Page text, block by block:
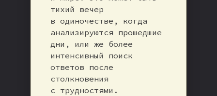
тихий вечер
в одиночестве, когда
анализируются прошедшие
дни, или же более
интенсивный поиск
ответов после
столкновения
с трудностями.